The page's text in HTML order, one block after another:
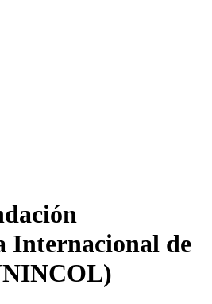
Internacional de